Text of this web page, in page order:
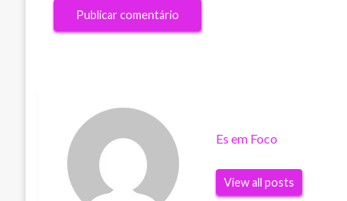
Es em Foco
View all posts